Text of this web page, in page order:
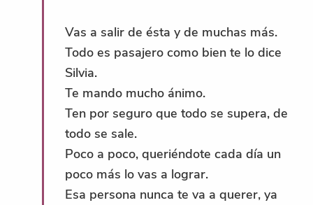
Vas a salir de ésta y de muchas más.
Todo es pasajero como bien te lo dice
Silvia.
Te mando mucho ánimo.
Ten por seguro que todo se supera, de
todo se sale.
Poco a poco, queriéndote cada día un
poco más lo vas a lograr.
Esa persona nunca te va a querer, ya